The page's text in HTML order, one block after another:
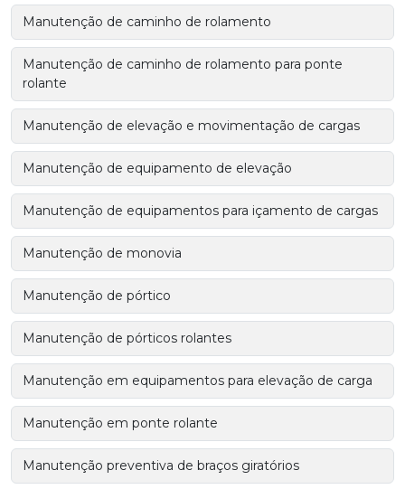
Manutenção de caminho de rolamento
Manutenção de caminho de rolamento para ponte
rolante
Manutenção de elevação e movimentação de cargas
Manutenção de equipamento de elevação
Manutenção de equipamentos para içamento de cargas
Manutenção de monovia
Manutenção de pórtico
Manutenção de pórticos rolantes
Manutenção em equipamentos para elevação de carga
Manutenção em ponte rolante
Manutenção preventiva de braços giratórios